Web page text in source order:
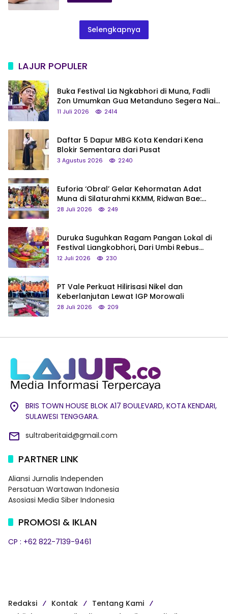
Selengkapnya
LAJUR POPULER
Buka Festival Lia Ngkabhori di Muna, Fadli
Zon Umumkan Gua Metanduno Segera Naik
Status Jadi Cagar Budaya Nasional
11 Juli 2026 2414
Daftar 5 Dapur MBG Kota Kendari Kena
Blokir Sementara dari Pusat
3 Agustus 2026 2240
Euforia ‘Obral’ Gelar Kehormatan Adat
Muna di Silaturahmi KKMM, Ridwan Bae:
Saya Bukan Tipe Begitu, Belum Pantas!
28 Juli 2026 249
Duruka Suguhkan Ragam Pangan Lokal di
Festival Liangkobhori, Dari Umbi Rebus
hingga Tumpeng Beras Muna
12 Juli 2026 230
PT Vale Perkuat Hilirisasi Nikel dan
Keberlanjutan Lewat IGP Morowali
28 Juli 2026 209
BRIS TOWN HOUSE BLOK A17 BOULEVARD, KOTA KENDARI,
SULAWESI TENGGARA.
sultraberitaid@gmail.com
PARTNER LINK
Aliansi Jurnalis Independen
Persatuan Wartawan Indonesia
Asosiasi Media Siber Indonesia
PROMOSI & IKLAN
CP : +62 822-7139-9461
Redaksi Kontak
Tentang Kami